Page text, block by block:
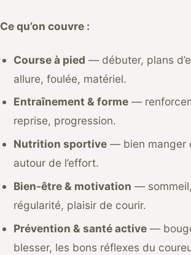
Ce qu’on couvre :
Course à pied — débuter, plans
allure, foulée, matériel.
Entraînement & forme —
reprise, progression.
Nutrition sportive — bien manger
autour de l’effort.
Bien-être & motivation —
régularité, plaisir de courir.
Prévention & santé active —
blesser, les bons réflexes du